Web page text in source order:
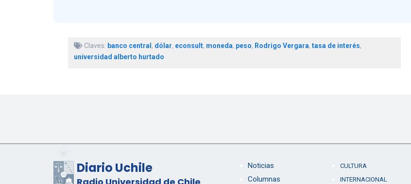
Claves: banco central , dólar, econsult, moneda, peso, Rodrigo Vergara, tasa de interés,
universidad alberto hurtado
Diario Uchile
Noticias
Columnas
CULTURA
INTERNACIONAL